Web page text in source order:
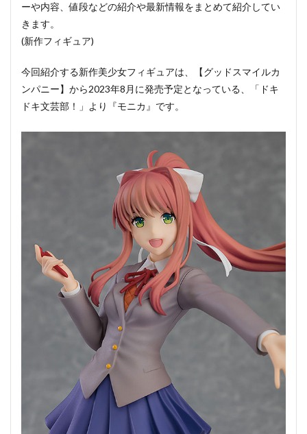
ーや内容、値段などの紹介や最新情報をまとめて紹介してい
きます。
(新作フィギュア)
今回紹介する新作美少女フィギュアは、【グッドスマイルカ
ンパニー】から2023年8月に発売予定となっている、「ドキ
ドキ文芸部！」より『モニカ』です。